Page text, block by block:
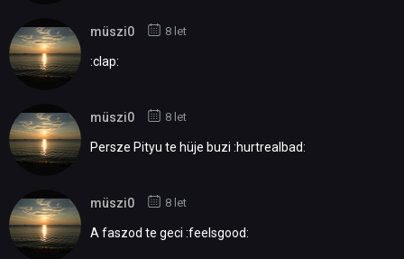
müszi0 8 let
:clap:
müszi0 8 let
Persze Pityu te hüje buzi :hurtrealbad:
müszi0 8 let
A faszod te geci :feelsgood: